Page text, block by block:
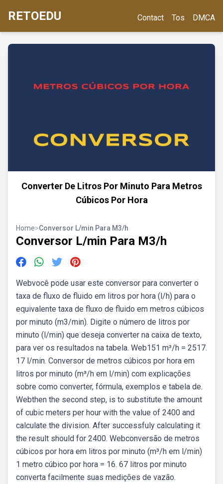
RETOEDU Contact Tos DMCA
Converter De Litros Por Minuto Para Metros
Cúbicos Por Hora
Home>Conversor L/min Para M3/h
Conversor L/min Para M3/h
Webvocê pode usar este conversor para converter o
taxa de fluxo de fluido em litros por hora (l/h) para o
equivalente taxa de fluxo de fluido em metros cúbicos
por minuto (m3/min). Digite o número de litros por
minuto (l/min) que deseja converter na caixa de texto,
para ver os resultados na tabela. Web151 m³/h = 2517.
17 l/min. Conversor de metros cúbicos por hora em
litros por minuto (m³/h em l/min) com explicações
sobre como converter, fórmula, exemplos e tabela de.
Webthen the second step, is to substitute the amount
of cubic meters per hour with the value of 2400 and
calculate the division. After successfuly calculating it
the result should for 2400. Webconversão de metros
cúbicos por hora em litros por minuto (m³/h em l/min)
1 metro cúbico por hora = 16. 67 litros por minuto
converta facilmente suas medições de vazão.